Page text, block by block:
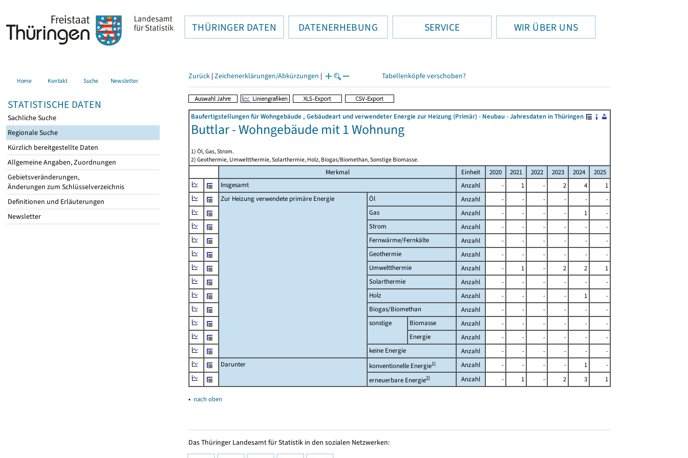
THÜRINGER DATEN DATENERHEBUNG SERVICE WIR ÜBER UNS
Home Kontakt Suche Newsletter
STATISTISCHE DATEN
Sachliche Suche
Regionale Suche
Kürzlich bereitgestellte Daten
Allgemeine Angaben, Zuordnungen
Gebietsveränderungen,
Änderungen zum Schlüsselverzeichnis
Definitionen und Erläuterungen
Newsletter
Zurück | Zeichenerklärungen/Abkürzungen | Tabellenköpfe verschoben?
Baufertigstellungen für Wohngebäude , Gebäudeart und verwendeter Energie zur Heizung (Primär) - Neubau - Jahresdaten in Thüringen
Buttlar - Wohngebäude mit 1 Wohnung
1) Öl, Gas, Strom.
2) Geothermie, Umweltthermie, Solarthermie, Holz, Biogas/Biomethan, Sonstige Biomasse.
Merkmal Einheit 2020 2021 2022 2023 2024
2025
Insgesamt
Anzahl - 1 - 2 4
1
Zur Heizung verwendete primäre Energie
Öl Anzahl - - - - -
-
Gas
Anzahl - - - - 1
-
Strom
Anzahl - - - - -
-
Fernwärme/Fernkälte
Anzahl - - - - -
-
Geothermie
Anzahl - - - - -
-
Umweltthermie
Anzahl - 1 - 2 2
1
Solarthermie
Anzahl - - - - -
-
Holz
Anzahl - - - - 1
-
Biogas/Biomethan
Anzahl - - - - -
-
sonstige
Biomasse Anzahl - - - - -
-
Energie
Anzahl - - - - -
-
keine Energie
Anzahl - - - - -
-
Darunter
konventionelle Energie1) Anzahl - - - - 1
-
erneuerbare Energie2) Anzahl - 1 - 2 3 1
▴ nach oben
Das Thüringer Landesamt für Statistik in den sozialen Netzwerken: